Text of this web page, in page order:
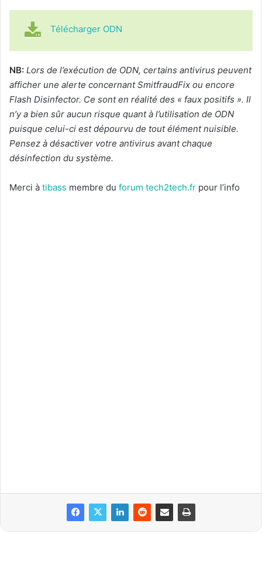
Télécharger ODN
NB: Lors de l’exécution de ODN, certains antivirus peuvent
afficher une alerte concernant SmitfraudFix ou encore
Flash Disinfector. Ce sont en réalité des « faux positifs ». Il
n’y a bien sûr aucun risque quant à l’utilisation de ODN
puisque celui-ci est dépourvu de tout élément nuisible.
Pensez à désactiver votre antivirus avant chaque
désinfection du système.
Merci à tibass membre du forum tech2tech.fr pour l’info